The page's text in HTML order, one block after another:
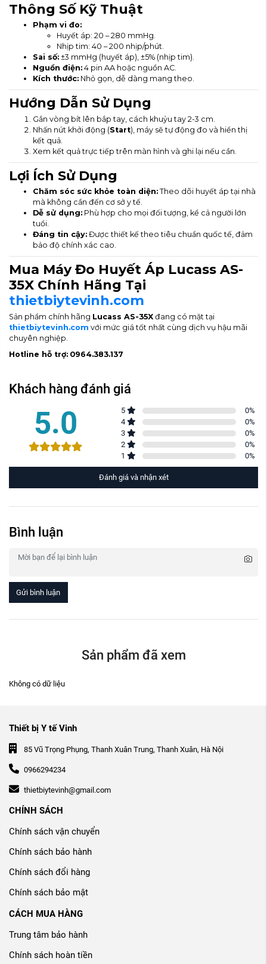
Thông Số Kỹ Thuật
Phạm vi đo:
Huyết áp: 20 – 280 mmHg.
Nhịp tim: 40 – 200 nhịp/phút.
Sai số: ±3 mmHg (huyết áp), ±5% (nhịp tim).
Nguồn điện: 4 pin AA hoặc nguồn AC.
Kích thước: Nhỏ gọn, dễ dàng mang theo.
Hướng Dẫn Sử Dụng
Gắn vòng bít lên bắp tay, cách khuỷu tay 2-3 cm.
Nhấn nút khởi động (Start), máy sẽ tự động đo và hiển thị
kết quả.
Xem kết quả trực tiếp trên màn hình và ghi lại nếu cần.
Lợi Ích Sử Dụng
Chăm sóc sức khỏe toàn diện: Theo dõi huyết áp tại nhà
mà không cần đến cơ sở y tế.
Dễ sử dụng: Phù hợp cho mọi đối tượng, kể cả người lớn
tuổi.
Đáng tin cậy: Được thiết kế theo tiêu chuẩn quốc tế, đảm
bảo độ chính xác cao.
Mua Máy Đo Huyết Áp Lucass AS-
35X Chính Hãng Tại
thietbiytevinh.com
Sản phẩm chính hãng Lucass AS-35X đang có mặt tại
thietbiytevinh.com với mức giá tốt nhất cùng dịch vụ hậu mãi
chuyên nghiệp.
Hotline hỗ trợ: 0964.383.137
Khách hàng đánh giá
5.0 5 0%
4
0%
3
0%
2
0%
1
0%
Đánh giá và nhận xét
Bình luận
Gửi bình luận
Sản phẩm đã xem
Không có dữ liệu
Thiết bị Y tế Vinh
85 Vũ Trọng Phụng, Thanh Xuân Trung, Thanh Xuân, Hà Nội
0966294234
thietbiytevinh@gmail.com
CHÍNH SÁCH
Chính sách vận chuyển
Chính sách bảo hành
Chính sách đổi hàng
Chính sách bảo mật
CÁCH MUA HÀNG
Trung tâm bảo hành
Chính sách hoàn tiền